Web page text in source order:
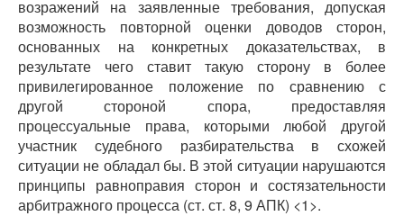
возражений на заявленные требования, допуская
возможность повторной оценки доводов сторон,
основанных на конкретных доказательствах, в
результате чего ставит такую сторону в более
привилегированное положение по сравнению с
другой стороной спора, предоставляя
процессуальные права, которыми любой другой
участник судебного разбирательства в схожей
ситуации не обладал бы. В этой ситуации нарушаются
принципы равноправия сторон и состязательности
арбитражного процесса (ст. ст. 8, 9 АПК) <1>.